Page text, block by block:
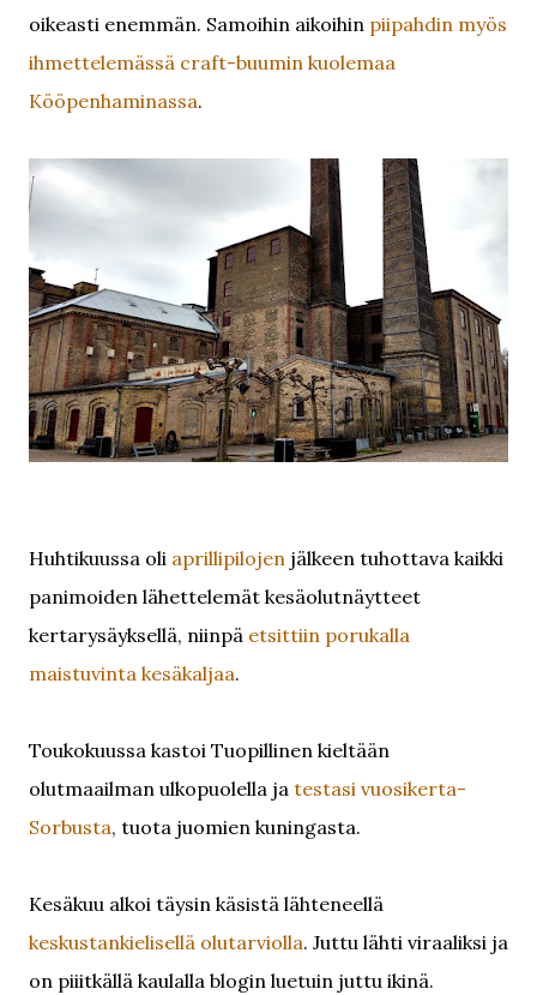
oikeasti enemmän. Samoihin aikoihin piipahdin myös
ihmettelemässä craft-buumin kuolemaa
Kööpenhaminassa.
Huhtikuussa oli aprillipilojen jälkeen tuhottava kaikki
panimoiden lähettelemät kesäolutnäytteet
kertarysäyksellä, niinpä etsittiin porukalla
maistuvinta kesäkaljaa.
Toukokuussa kastoi Tuopillinen kieltään
olutmaailman ulkopuolella ja testasi vuosikerta-
Sorbusta, tuota juomien kuningasta.
Kesäkuu alkoi täysin käsistä lähteneellä
keskustankielisellä olutarviolla. Juttu lähti viraaliksi ja
on piiitkällä kaulalla blogin luetuin juttu ikinä.